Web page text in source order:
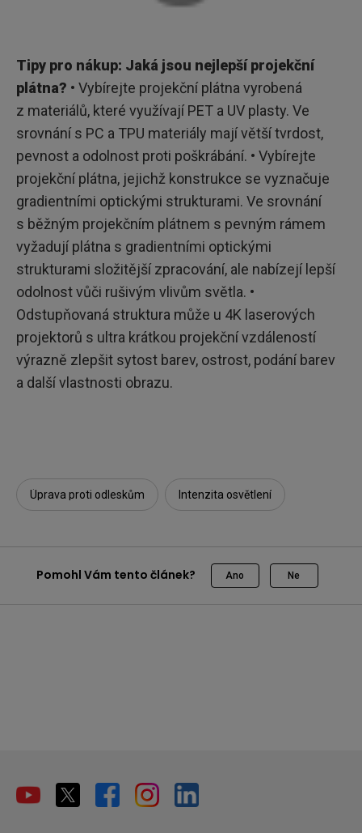
Tipy pro nákup: Jaká jsou nejlepší projekční
plátna? • Vybírejte projekční plátna vyrobená
z materiálů, které využívají PET a UV plasty. Ve
srovnání s PC a TPU materiály mají větší tvrdost,
pevnost a odolnost proti poškrábání. • Vybírejte
projekční plátna, jejichž konstrukce se vyznačuje
gradientními optickými strukturami. Ve srovnání
s běžným projekčním plátnem s pevným rámem
vyžadují plátna s gradientními optickými
strukturami složitější zpracování, ale nabízejí lepší
odolnost vůči rušivým vlivům světla. •
Odstupňovaná struktura může u 4K laserových
projektorů s ultra krátkou projekční vzdáleností
výrazně zlepšit sytost barev, ostrost, podání barev
a další vlastnosti obrazu.
Úprava proti odleskům Intenzita osvětlení
Pomohl Vám tento článek? Ano Ne